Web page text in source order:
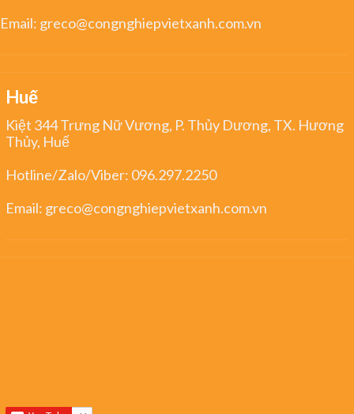
Email: greco@congnghiepvietxanh.com.vn
Huế
Kiệt 344 Trưng Nữ Vương, P. Thủy Dương, TX. Hương
Thủy, Huế
Hotline/Zalo/Viber: 096.297.2250
Email: greco@congnghiepvietxanh.com.vn